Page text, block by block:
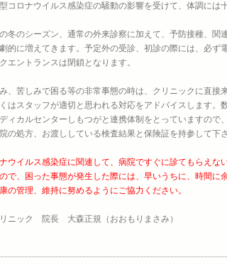
コロナウイルス感染症の騒動の影響を受けて、体調には
冬のシーズン、通常の外来診察に加えて、予防接種、
的に増えてきます。予定外の受診、初診の際には、必ず
エントランスは閉鎖となります。
、苦しみで困る等の非常事態の時は、クリニックに直接
はスタッフが適切と思われる対応をアドバイスします
ィカルセンターしもつがと連携体制をとっていますの
の処方、お渡ししている検査結果と保険証を持参して下さ
ウイルス感染症に関連して、病院ですぐに診てもらえ
で、困った事態が発生した際には、早いうちに、時間
の管理、維持に努めるようにご協力ください。
ニック 院長 大森正規（おおもりまさみ）